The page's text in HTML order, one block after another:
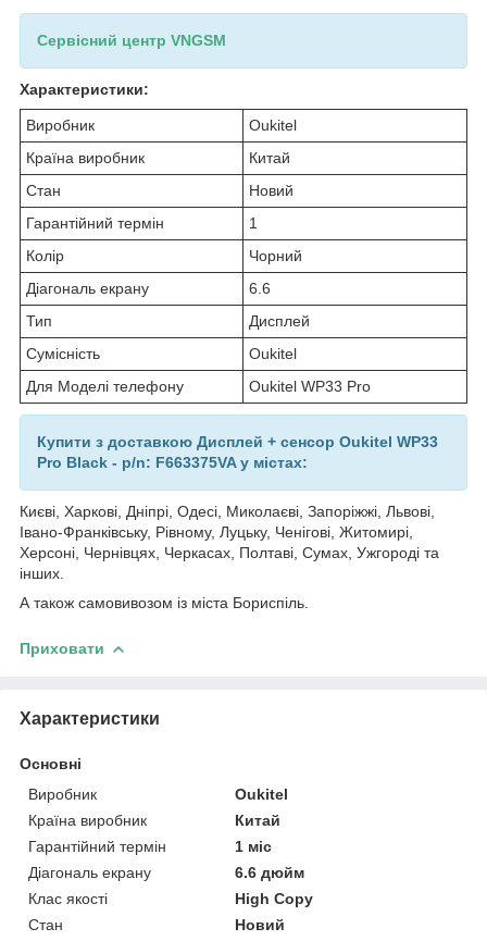
Сервісний центр VNGSM
Характеристики:
Виробник
Oukitel
Країна виробник
Китай
Стан
Новий
Гарантійний термін
1
Колір
Чорний
Діагональ екрану
6.6
Тип
Дисплей
Сумісність
Oukitel
Для Моделі телефону
Oukitel WP33 Pro
Купити з доставкою Дисплей + сенсор Oukitel WP33
Pro Black - p/n: F663375VA у містах:
Києві, Харкові, Дніпрі, Одесі, Миколаєві, Запоріжжі, Львові,
Івано-Франківську, Рівному, Луцьку, Ченігові, Житомирі,
Херсоні, Чернівцях, Черкасах, Полтаві, Сумах, Ужгороді та
інших.
А також самовивозом із міста Бориспіль.
Приховати
Характеристики
Основні
Виробник
Oukitel
Країна виробник
Китай
Гарантійний термін
1 міс
Діагональ екрану
6.6 дюйм
Клас якості
High Copy
Стан
Новий